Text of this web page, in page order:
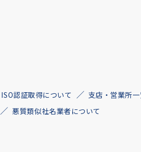
ISO認証取得について 支店・営業所
悪質類似社名業者について